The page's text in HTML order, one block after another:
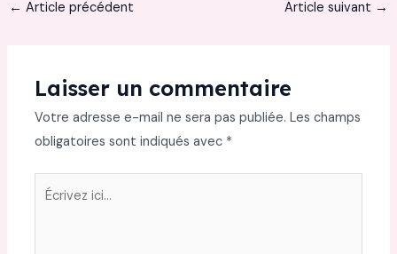
← Article précédent Article suivant →
Laisser un commentaire
Votre adresse e-mail ne sera pas publiée. Les champs
obligatoires sont indiqués avec *
Écrivez